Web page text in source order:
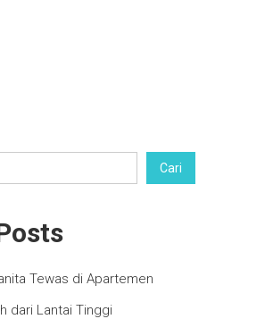
Cari
Tewas di Apartemen
dari Lantai Tinggi